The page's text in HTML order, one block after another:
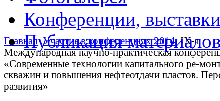
Конференции, выставки
Публикация материалов
Главная Участие в конференциях 2014 IX-я
Международная научно-практическая
«Современные технологии капитального ре-
скважин и повышения нефтеотдачи пластов.
развития»